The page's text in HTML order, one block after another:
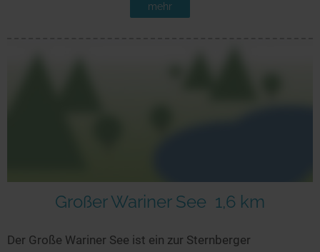
mehr
Großer Wariner See 1,6 km
Der Große Wariner See ist ein zur Sternberger